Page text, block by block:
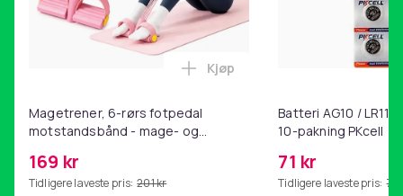
Magetrener, 6-rørs fotpedal
motstandsbånd - mage- og
hjemmegymnastikk Pink
169 kr
Tidligere laveste pris: 201 kr
Legg Magetrener, 6-rørs
Kjøp
Batteri AG10 /
10-pakning PKcell
71 kr
Tidligere laveste pris: 76